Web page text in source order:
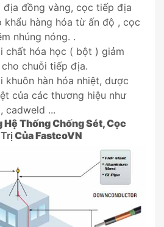
đồng vàng, cọc tiếp địa
khẩu hàng hóa từ ấn độ , cọc
nhúng nóng. .
chất hóa học ( bột ) giảm
chuỗi tiếp địa.
khuôn hàn hóa nhiệt, dược
của các thương hiệu như
cadweld ...
Thống Chống Sét, Cọc
CủaFastcoVN